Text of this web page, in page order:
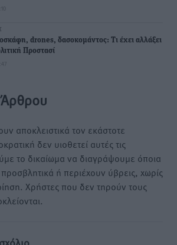
drones, δασοκομάντος: Τι έχει αλλάξει
Προστασί
αποκλειστικά τον εκάστοτε
δεν υιοθετεί αυτές τις
το δικαίωμα να διαγράψουμε όποια
ή περιέχουν ύβρεις, χωρίς
Χρήστες που δεν τηρούν τους